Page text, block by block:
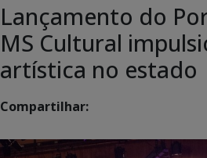
Lançamento do
MS Cultural
artística no estado
Compartilhar: